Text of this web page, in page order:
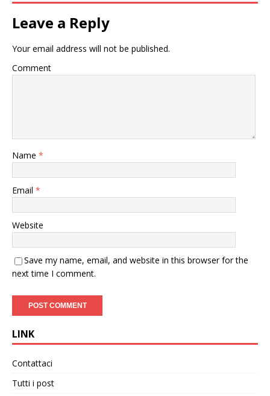
Leave a Reply
Your email address will not be published.
Comment
Name *
Email *
Website
Save my name, email, and website in this browser for the
next time I comment.
LINK
Contattaci
Tutti i post